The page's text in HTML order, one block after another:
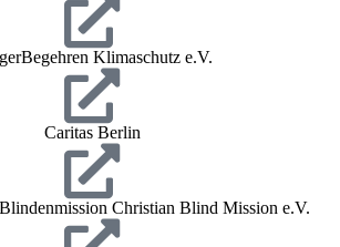
Klimaschutz e.V.
Caritas Berlin
Christian Blind Mission e.V.